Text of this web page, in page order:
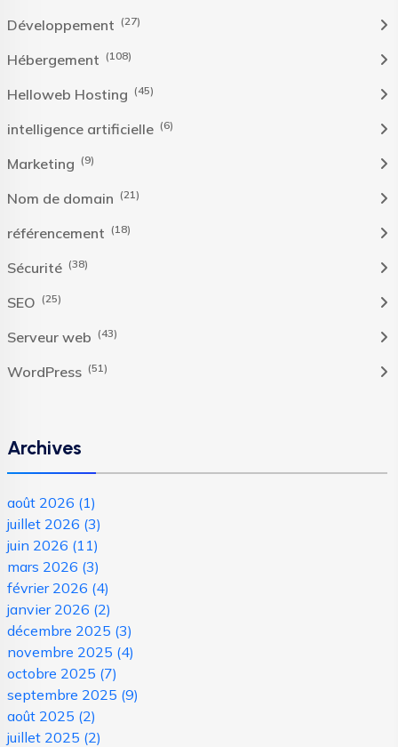
Développement (27)
Hébergement (108)
Helloweb Hosting (45)
intelligence artificielle (6)
Marketing (9)
Nom de domain (21)
référencement (18)
Sécurité (38)
SEO (25)
Serveur web (43)
WordPress (51)
Archives
août 2026 (1)
juillet 2026 (3)
juin 2026 (11)
mars 2026 (3)
février 2026 (4)
janvier 2026 (2)
décembre 2025 (3)
novembre 2025 (4)
octobre 2025 (7)
septembre 2025 (9)
août 2025 (2)
juillet 2025 (2)